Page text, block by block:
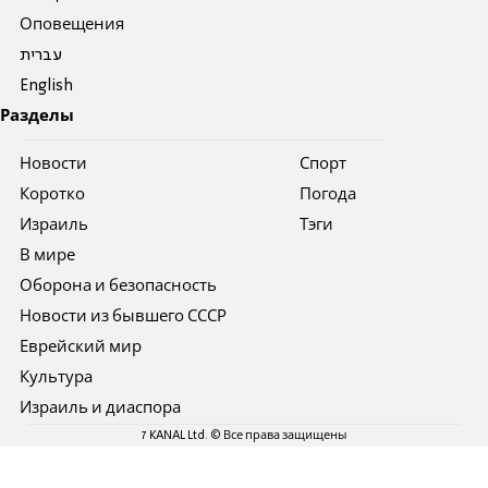
Оповещения
עברית
English
Разделы
Новости
Коротко
Израиль
В мире
Оборона и безопасность
Новости из бывшего СССР
Еврейский мир
Культура
Израиль и диаспора
Спорт
Погода
Тэги
7 KANAL Ltd. © Все права защищены